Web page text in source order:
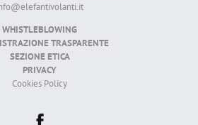
WHISTLEBLOWING
TRASPARENTE
SEZIONE ETICA
PRIVACY
Cookies Policy